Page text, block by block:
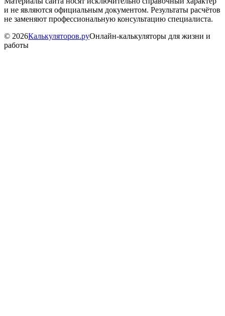
и не являются официальным документом. Результаты расчётов
не заменяют профессиональную консультацию специалиста.
© 2026Калькуляторов.руОнлайн-калькуляторы для жизни и
работы